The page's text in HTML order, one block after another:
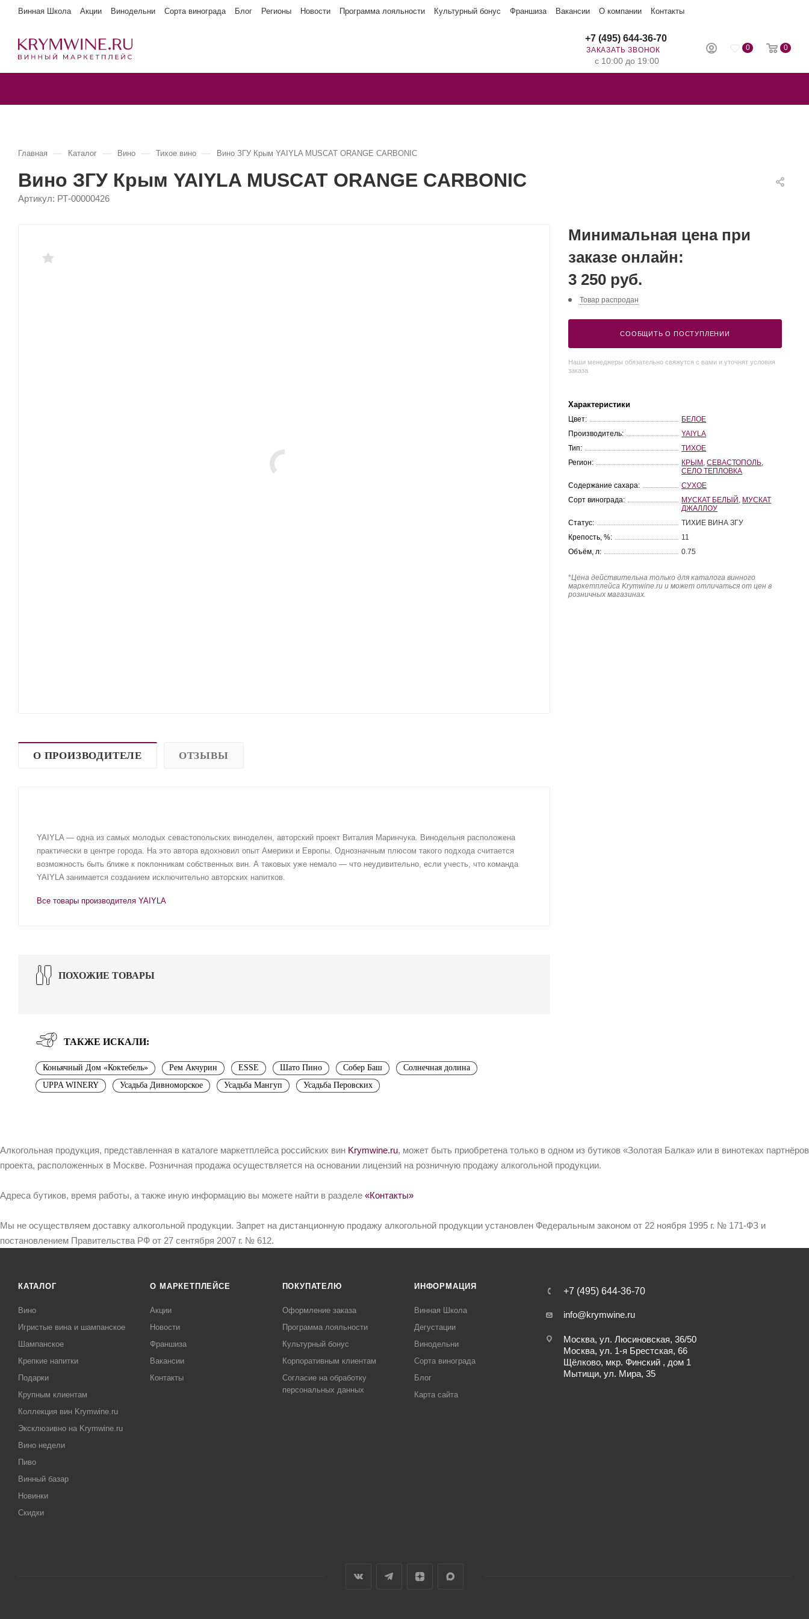
Винная Школа Акции Винодельни Сорта винограда Блог Регионы Новости Программа лояльности Культурный бонус Франшиза Вакансии О компании Контакты
0 0
+7 (495) 644-36-70
ЗАКАЗАТЬ ЗВОНОК
с 10:00 до 19:00
Главная — Каталог — Вино — Тихое вино — Вино ЗГУ Крым YAIYLA MUSCAT ORANGE CARBONIC
Вино ЗГУ Крым YAIYLA MUSCAT ORANGE CARBONIC
Артикул: РТ-00000426
О ПРОИЗВОДИТЕЛЕ ОТЗЫВЫ
YAIYLA — одна из самых молодых севастопольских виноделен, авторский проект Виталия Маринчука. Винодельня расположена
практически в центре города. На это автора вдохновил опыт Америки и Европы. Однозначным плюсом такого подхода считается
возможность быть ближе к поклонникам собственных вин. А таковых уже немало — что неудивительно, если учесть, что команда
YAIYLA занимается созданием исключительно авторских напитков.
Все товары производителя YAIYLA
ПОХОЖИЕ ТОВАРЫ
ТАКЖЕ ИСКАЛИ:
Коньячный Дом «Коктебель» Рем Акчурин ESSE Шато Пино Собер Баш
Солнечная долина
UPPA WINERY
Усадьба Дивноморское Усадьба Мангуп Усадьба Перовских
Минимальная цена при
заказе онлайн:
3 250 руб.
Товар распродан
СООБЩИТЬ О ПОСТУПЛЕНИИ
Наши менеджеры обязательно свяжутся с вами и уточнят условия
заказа
Характеристики
Цвет:
БЕЛОЕ
Производитель:
YAIYLA
Тип:
ТИХОЕ
Регион:
КРЫМ ,СЕВАСТОПОЛЬ
СЕЛО ТЕПЛОВКА
Содержание сахара:
СУХОЕ
Сорт винограда:
МУСКАТ БЕЛЫЙ МУСКАТ
ДЖАЛЛОУ
Статус:
ТИХИЕ ВИНА ЗГУ
Крепость, %:
11
Объём, л:
0.75
*Цена действительна только для каталога винного
маркетплейса Krymwine.ru и может отличаться от цен в
розничных магазинах.
Алкогольная продукция, представленная в каталоге маркетплейса российских вин Krymwine.ru, может быть приобретена только в одном из бутиков «Золотая Балка» или в винотеках партнёров
проекта, расположенных в Москве. Розничная продажа осуществляется на основании лицензий на розничную продажу алкогольной продукции.
Адреса бутиков, время работы, а также иную информацию вы можете найти в разделе «Контакты»
Мы не осуществляем доставку алкогольной продукции. Запрет на дистанционную продажу алкогольной продукции установлен Федеральным законом от 22 ноября 1995 г. № 171-ФЗ и
постановлением Правительства РФ от 27 сентября 2007 г. № 612.
КАТАЛОГ
Вино
Игристые вина и шампанское
Шампанское
Крепкие напитки
Подарки
Крупным клиентам
Коллекция вин Krymwine.ru
Эксклюзивно на Krymwine.ru
Вино недели
Пиво
Винный базар
Новинки
Скидки
О МАРКЕТПЛЕЙСЕ
Акции
Новости
Франшиза
Вакансии
Контакты
ПОКУПАТЕЛЮ
Оформление заказа
Программа лояльности
Культурный бонус
Корпоративным клиентам
Согласие на обработку
персональных данных
ИНФОРМАЦИЯ
Винная Школа
Дегустации
Винодельни
Сорта винограда
Блог
Карта сайта
+7 (495) 644-36-70
info@krymwine.ru
Москва, ул. Люсиновская, 36/50
Москва, ул. 1-я Брестская, 66
Щёлково, мкр. Финский , дом 1
Мытищи, ул. Мира, 35